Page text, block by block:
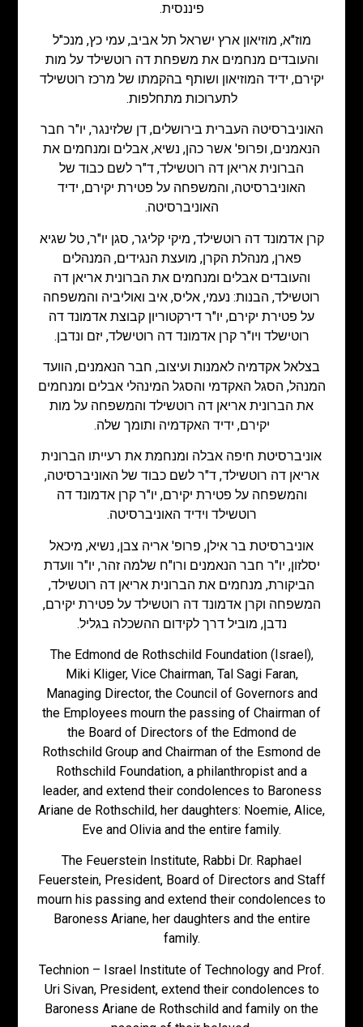
פיננסית.
מוז"א, מוזיאון ארץ ישראל תל אביב, עמי כץ, מנכ"ל
והעובדים מנחמים את משפחת דה רוטשילד על מות
יקירם, ידיד המוזיאון ושותף בהקמתו של מרכז רוטשילד
לתערוכות מתחלפות.
האוניברסיטה העברית בירושלים, דן שלזינגר, יו"ר חבר
הנאמנים, ופרופ' אשר כהן, נשיא, אבלים ומנחמים את
הברונית אריאן דה רוטשילד, ד"ר לשם כבוד של
האוניברסיטה, והמשפחה על פטירת יקירם, ידיד
האוניברסיטה.
קרן אדמונד דה רוטשילד, מיקי קליגר, סגן יו"ר, טל שגיא
פארן, מנהלת הקרן, מועצת הנגידים, המנהלים
והעובדים אבלים ומנחמים את הברונית אריאן דה
רוטשילד, הבנות: נעמי, אליס, איב ואוליביה והמשפחה
על פטירת יקירם, יו"ר דירקטוריון קבוצת אדמונד דה
רוטישלד ויו"ר קרן אדמונד דה רוטישלד, יזם ונדבן.
בצלאל אקדמיה לאמנות ועיצוב, חבר הנאמנים, הוועד
המנהל, הסגל האקדמי והסגל המינהלי אבלים ומנחמים
את הברונית אריאן דה רוטשילד והמשפחה על מות
יקירם, ידיד האקדמיה ותומך שלה.
אוניברסיטת חיפה אבלה ומנחמת את רעייתו הברונית
אריאן דה רוטשילד, ד"ר לשם כבוד של האוניברסיטה,
והמשפחה על פטירת יקירם, יו"ר קרן אדמונד דה
רוטשילד וידיד האוניברסיטה.
אוניברסיטת בר אילן, פרופ' אריה צבן, נשיא, מיכאל
יסלזון, יו"ר חבר הנאמנים ורו"ח שלמה זהר, יו"ר וועדת
הביקורת, מנחמים את הברונית אריאן דה רוטשילד,
המשפחה וקרן אדמונד דה רוטשילד על פטירת יקירם,
נדבן, מוביל דרך לקידום ההשכלה בגליל.
The Edmond de Rothschild Foundation (Israel),
Miki Kliger, Vice Chairman, Tal Sagi Faran,
Managing Director, the Council of Governors and
the Employees mourn the passing of Chairman of
the Board of Directors of the Edmond de
Rothschild Group and Chairman of the Esmond de
Rothschild Foundation, a philanthropist and a
leader, and extend their condolences to Baroness
Ariane de Rothschild, her daughters: Noemie, Alice,
Eve and Olivia and the entire family.
The Feuerstein Institute, Rabbi Dr. Raphael
Feuerstein, President, Board of Directors and Staff
mourn his passing and extend their condolences to
Baroness Ariane, her daughters and the entire
family.
Technion – Israel Institute of Technology and Prof.
Uri Sivan, President, extend their condolences to
Baroness Ariane de Rothschild and family on the